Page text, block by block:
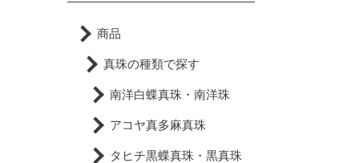
商品
真珠の種類で探す
南洋白蝶真珠・南洋珠
アコヤ真多麻真珠
タヒチ黒蝶真珠・黒真珠